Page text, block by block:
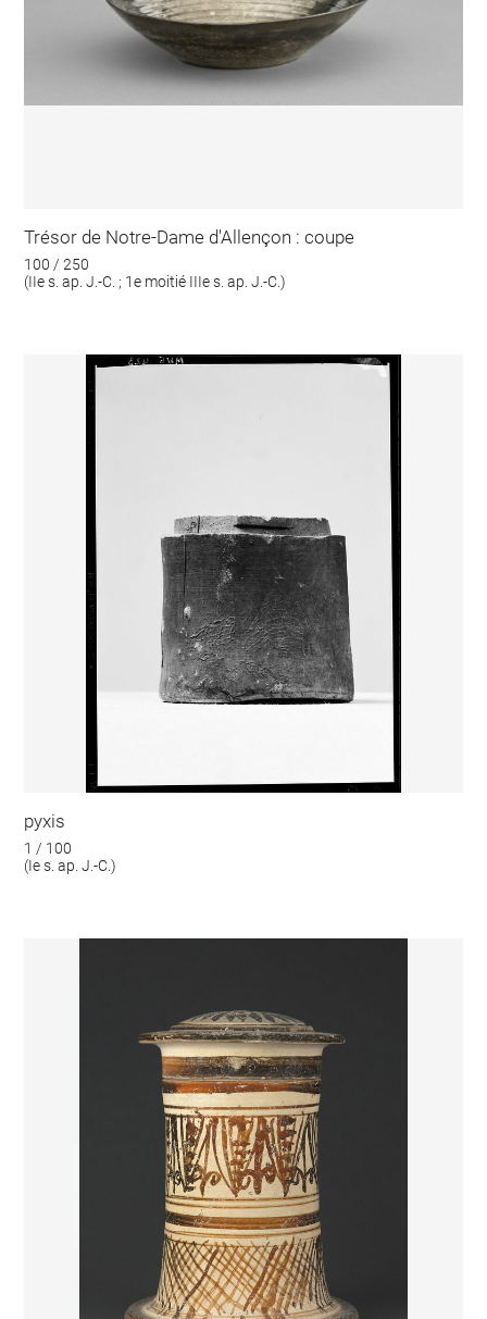
Trésor de Notre-Dame d'Allençon : coupe
100 / 250
(IIe s. ap. J.-C. ; 1e moitié IIIe s. ap. J.-C.)
pyxis
1 / 100
(Ie s. ap. J.-C.)